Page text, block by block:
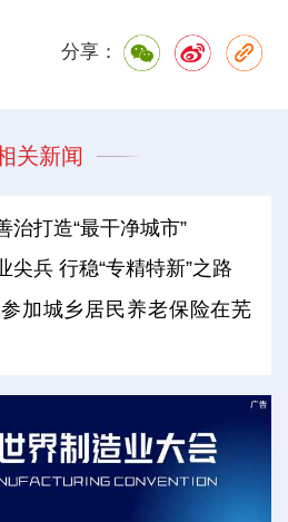
分享：
关新闻
治打造“最干净城市”
尖兵 行稳“专精特新”之路
加城乡居民养老保险在芜